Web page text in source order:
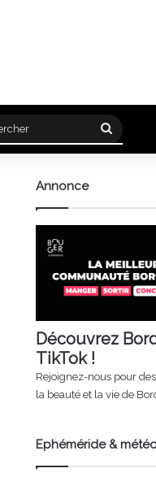
Annonce
Découvrez
TikTok !
Rejoignez-nous pour
la beauté et la vie de
Ephéméride &